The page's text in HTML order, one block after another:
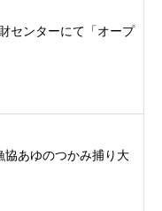
センターにて「オープ
協あゆのつかみ捕り大